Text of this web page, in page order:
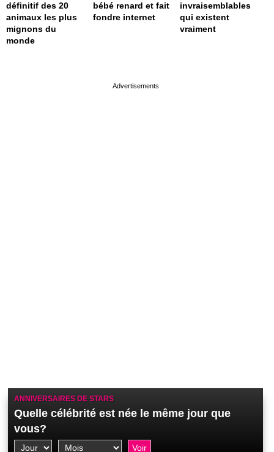
définitif des 20
animaux les plus
mignons du
monde
bébé renard et fait
fondre internet
invraisemblables
qui existent
vraiment
ANNIVERSAIRES DE STARS
Quelle célébrité est née le même jour que
vous?